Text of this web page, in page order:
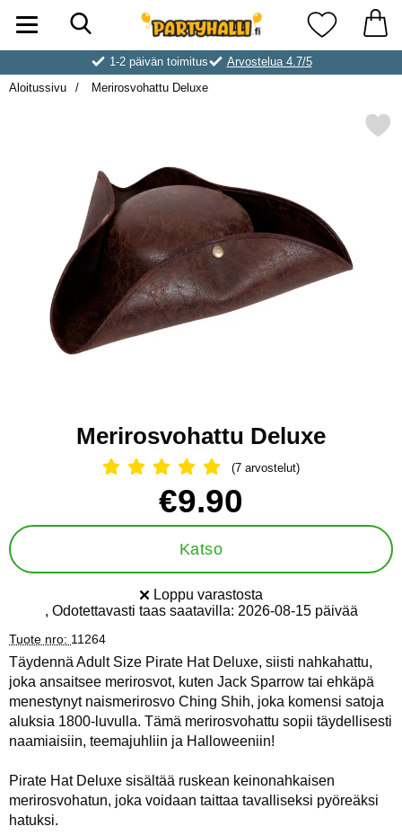
Ostoskori laajennettu Partyhallen AB
Suosikkini
1-2 päivän toimitus
Arvostelua 4.7/5
Aloitussivu
Merirosvohattu Deluxe
Merkitse
Merirosvohattu Deluxe
Arvostelu: 5 Tähdet, Ohita kaikki
(7 arvostelut)
hinta
€9.90
Katso
Saatavuus:
Loppu varastosta
, Odotettavasti taas saatavilla: 2026-08-15 päivää
Tuote nro: 11264
Täydennä Adult Size Pirate Hat Deluxe, siisti nahkahattu,
joka ansaitsee merirosvot, kuten Jack Sparrow tai ehkäpä
menestynyt naismerirosvo Ching Shih, joka komensi satoja
aluksia 1800-luvulla. Tämä merirosvohattu sopii täydellisesti
naamiaisiin, teemajuhliin ja Halloweeniin!
Pirate Hat Deluxe sisältää ruskean keinonahkaisen
merirosvohatun, joka voidaan taittaa tavalliseksi pyöreäksi
hatuksi.